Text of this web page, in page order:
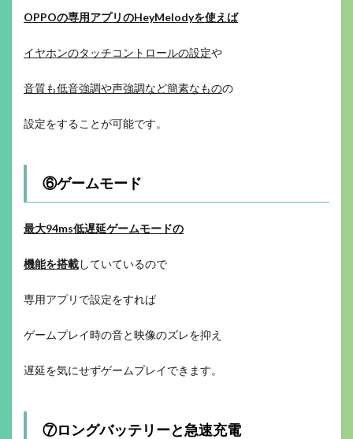
OPPOの専用アプリのHeyMelodyを使えば
イヤホンのタッチコントロールの設定や
音質も低音強調や声強調など簡素なものの
設定をすることが可能です。
⑥ゲームモード
最大94ms低遅延ゲームモードの
機能を搭載していているので
専用アプリで設定をすれば
ゲームプレイ時の音と映像のズレを抑え
遅延を気にせずゲームプレイできます。
⑦ロングバッテリーと急速充電